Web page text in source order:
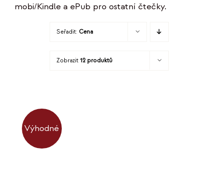
mobi/Kindle a ePub pro ostatní čtečky.
Seřadit: Cena
Zobrazit 12 produktů
Výhodné